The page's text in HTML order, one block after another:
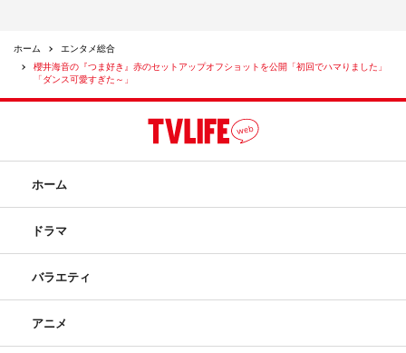
ホーム
エンタメ総合
櫻井海音の『つま好き』赤のセットアップオフショットを公開「初回でハマりました」
「ダンス可愛すぎた～」
ホーム
ドラマ
バラエティ
アニメ